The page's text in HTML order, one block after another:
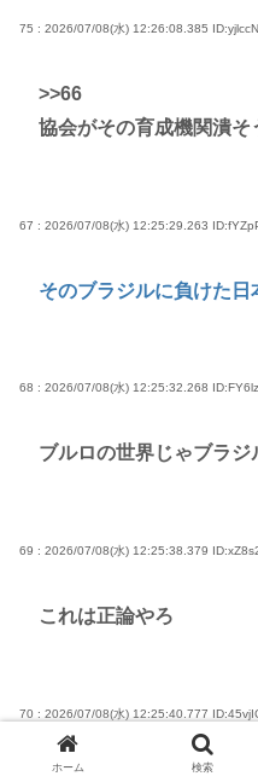
75 : 2026/07/08(水) 12:26:08.385
>>66
協会がその育成機関潰
67 : 2026/07/08(水) 12:25:29.263
そのブラジルに負けた
68 : 2026/07/08(水) 12:25:32.268
ブルロの世界じゃブラジ
69 : 2026/07/08(水) 12:25:38.379
これは正論やろ
70 : 2026/07/08(水) 12:25:40.777
ホーム 検索